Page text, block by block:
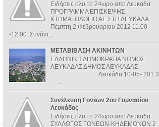
Ειδήσεις όλο το 24ωρο απο Λευκαδα
ΠΡΟΓΡΑΜΜΑ ΕΠΙΣΚΕΨΗΣ
ΚΤΗΜΑΤΟΛΟΓΙΟ ΑΕ ΣΤΗ ΛΕΥΚΑΔΑ
Πέμπτη 2 Φεβρουαρίου 2012 11.00
-12.00 Συνάντ...
ΜΕΤΑΒΙΒΑΣΗ ΑΚΙΝΗΤΩΝ
ΕΛΛΗΝΙΚΗ ΔΗΜΟΚΡΑΤΙΑ ΝΟΜΟΣ
ΛΕΥΚΑΔΑΣ ΔΗΜΟΣ ΛΕΥΚΑΔΑΣ
Λευκάδα 10-05- 201 3
...
Συνέλευση Γονέων 2ου Γυμνασίου
Λευκάδας
Ειδήσεις όλο το 24ωρο απο Λευκαδα
ΣΥΛΛΟΓΟΣ ΓΟΝΕΩΝ-ΚΗΔΕΜΟΝΩΝ 2